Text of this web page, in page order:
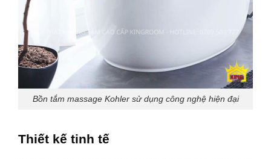
Bồn tắm massage Kohler sử dụng công nghệ hiện đại
Thiết kế tinh tế